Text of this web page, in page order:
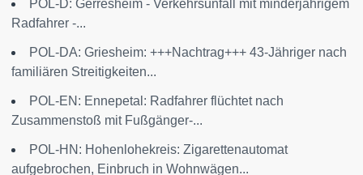
POL-D: Gerresheim - Verkehrsunfall mit minderjährigem
Radfahrer -...
POL-DA: Griesheim: +++Nachtrag+++ 43-Jähriger nach
familiären Streitigkeiten...
POL-EN: Ennepetal: Radfahrer flüchtet nach
Zusammenstoß mit Fußgänger-...
POL-HN: Hohenlohekreis: Zigarettenautomat
aufgebrochen, Einbruch in Wohnwägen...